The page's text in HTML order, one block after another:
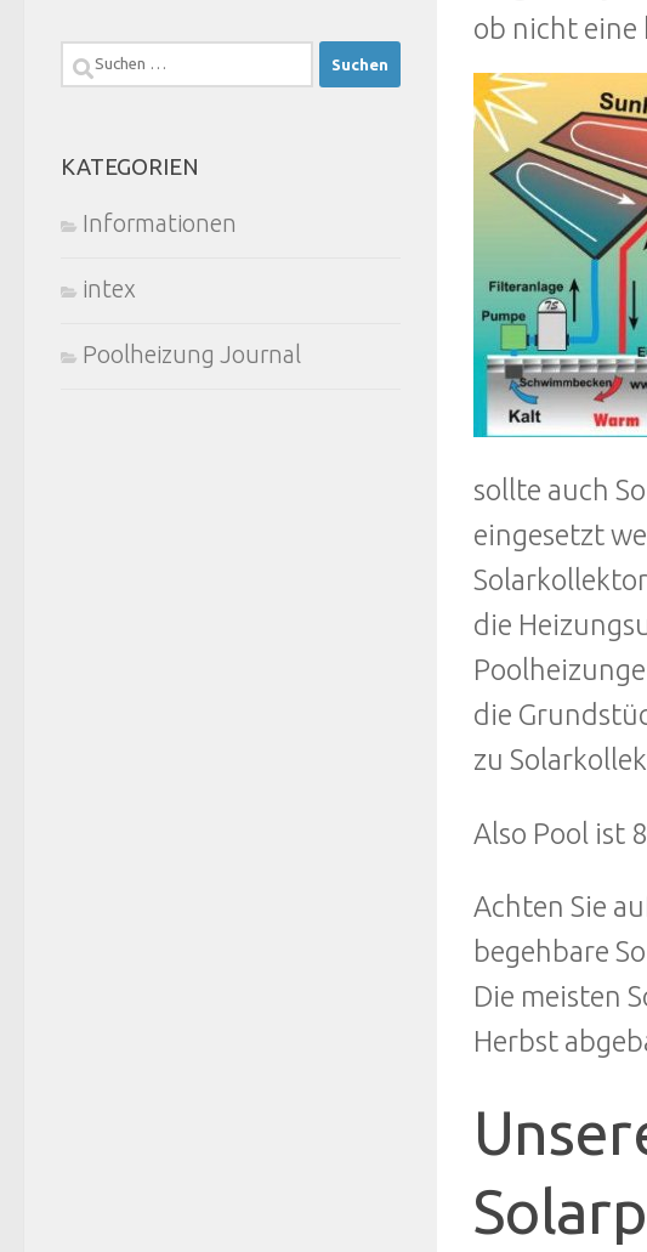
ob nicht eine
sollte auch
eingesetzt
die
die
zu
Also Pool ist
Achten Sie
begehbare
Die meisten
Herbst
Suchen
KATEGORIEN
Informationen
intex
Poolheizung Journal